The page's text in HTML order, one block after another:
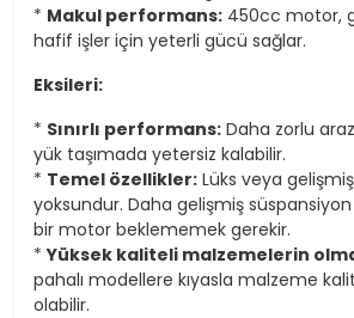
* Makul performans: 450cc motor,
hafif işler için yeterli gücü sağlar.
Eksileri:
* Sınırlı performans: Daha zorlu
yük taşımada yetersiz kalabilir.
* Temel özellikler: Lüks veya
yoksundur. Daha gelişmiş
bir motor beklememek gerekir.
*Yüksek kaliteli malzemelerin
pahalı modellere kıyasla malzeme
olabilir.